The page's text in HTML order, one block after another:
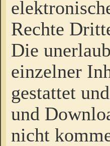
Rechte
Die
einzelner
gestattet
und
nicht